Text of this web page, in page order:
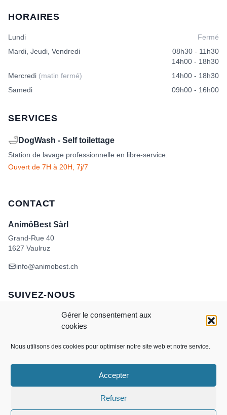
Gérer le consentement aux
cookies
Nous utilisons des cookies pour optimiser notre site web et notre service.
Accepter
Refuser
HORAIRES
Lundi
Fermé
Mardi, Jeudi, Vendredi
08h30 - 11h30
14h00 - 18h30
Mercredi (matin fermé)
14h00 - 18h30
Samedi
09h00 - 16h00
SERVICES
🛁 DogWash - Self toilettage
Station de lavage professionnelle en libre-service.
Ouvert de 7H à 20H, 7j/7
CONTACT
AnimôBest Sàrl
Grand-Rue 40
1627 Vaulruz
info@animobest.ch
SUIVEZ-NOUS
MasterCardCredit
POLITIQUE DE COOKIES